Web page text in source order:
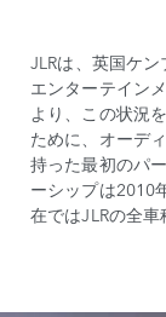
JLRは、英国ケ
エンターテイン
より、この状況
ために、オーデ
持った最初のパ
ーシップは2010
在ではJLRの全車